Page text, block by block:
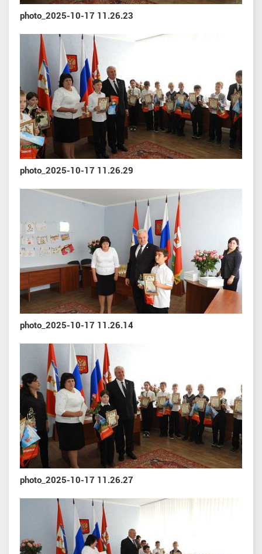
photo_2025-10-17 11.26.23
photo_2025-10-17 11.26.29
photo_2025-10-17 11.26.14
photo_2025-10-17 11.26.27